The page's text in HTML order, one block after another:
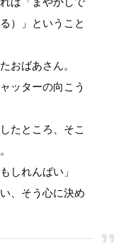
）」ということ
おばあさん。
ッターの向こう
たところ、そこ
しれんばい」
、そう心に決め